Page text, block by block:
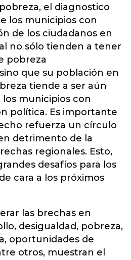
el diagnostico
los municipios con
de los ciudadanos en
no sólo tienden a tener
pobreza
que su población en
tiende a ser aún
municipios con
política. Es importante
refuerza un círculo
detrimento de la
regionales. Esto,
desafíos para los
cara a los próximos
las brechas en
desigualdad, pobreza,
oportunidades de
otros, muestran el